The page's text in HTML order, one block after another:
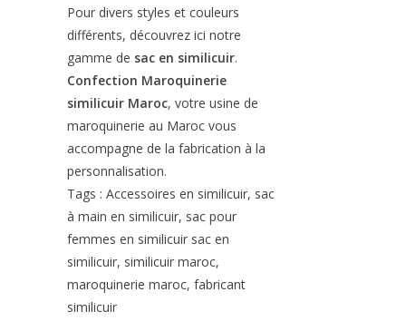
Pour divers styles et couleurs
différents, découvrez ici notre
gamme de sac en similicuir.
Confection Maroquinerie
similicuir Maroc, votre usine de
maroquinerie au Maroc vous
accompagne de la fabrication à la
personnalisation.
Tags : Accessoires en similicuir, sac
à main en similicuir, sac pour
femmes en similicuir sac en
similicuir, similicuir maroc,
maroquinerie maroc, fabricant
similicuir